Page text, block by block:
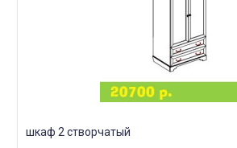
шкаф 2 створчатый